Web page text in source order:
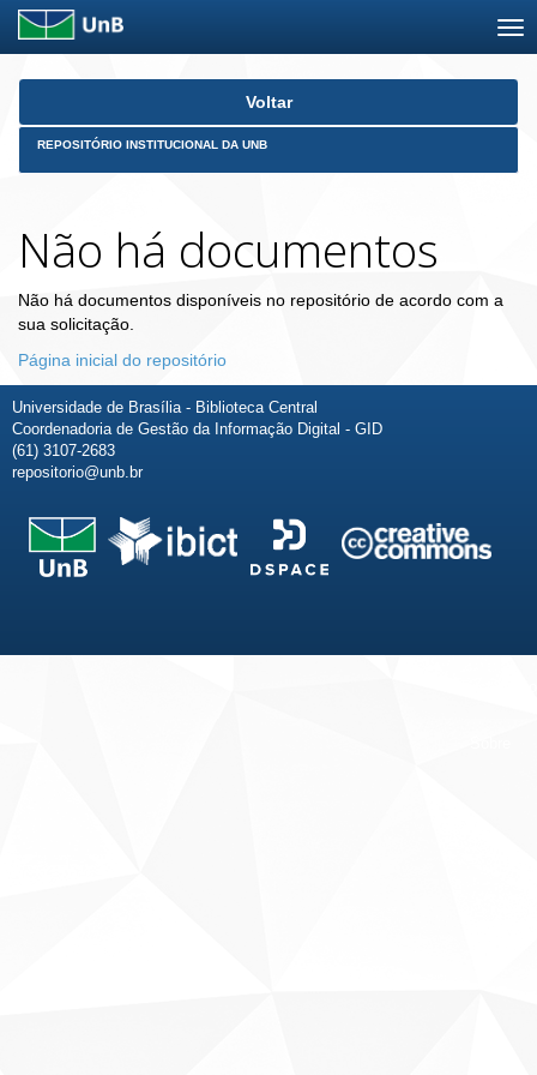
Skip
Voltar
REPOSITÓRIO INSTITUCIONAL DA UNB
Não há documentos
Não há documentos disponíveis no repositório de acordo com a
sua solicitação.
Página inicial do repositório
Universidade de Brasília - Biblioteca Central
Coordenadoria de Gestão da Informação Digital - GID
(61) 3107-2683
repositorio@unb.br